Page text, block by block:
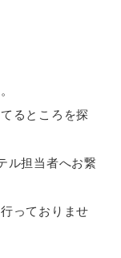
るところを探
ル担当者へお繋
っておりませ